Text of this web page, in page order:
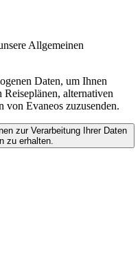
Allgemeinen
Daten, um Ihnen
alternativen
von Evaneos zuzusenden.
zur Verarbeitung Ihrer Daten
zu erhalten.